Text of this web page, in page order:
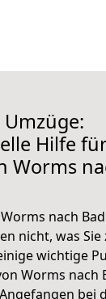
Hilfe
Worms
nach
nicht, was
wichtige
Worms nach
Angefangen bei